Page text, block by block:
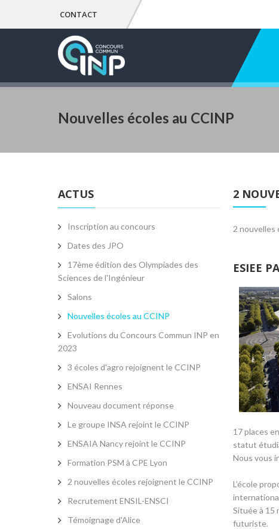
CONTACT
Nouvelles écoles au CCINP
2
2 nouvelles
ESIEE
17 places
statut
Nous vous
L’école
Située à 15
futuriste.
ACTUS
Inscription au concours
Dates des JPO
17ème édition des Olympiades des
Sciences de l'Ingénieur
Salons
Nouvelles écoles au CCINP
Evolutions du Concours Commun INP en
2023
3 écoles d'agro rejoignent le CCINP
ENSAI Rennes
Nouveau document réponse
Le groupe INSA rejoint le CCINP
ENSAIA Nancy rejoint le CCINP
Formation PSM à CPE Lyon
2 nouvelles écoles rejoignent le CCINP
Recrutement ENSIL-ENSCI
Témoignage d'Alice